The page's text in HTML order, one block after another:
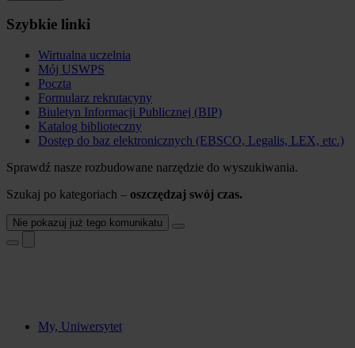
Szybkie linki
Wirtualna uczelnia
Mój USWPS
Poczta
Formularz rekrutacyny
Biuletyn Informacji Publicznej (BIP)
Katalog biblioteczny
Dostęp do baz elektronicznych (EBSCO, Legalis, LEX, etc.)
Sprawdź nasze rozbudowane narzędzie do wyszukiwania.
Szukaj po kategoriach – oszczędzaj swój czas.
Nie pokazuj już tego komunikatu
My, Uniwersytet